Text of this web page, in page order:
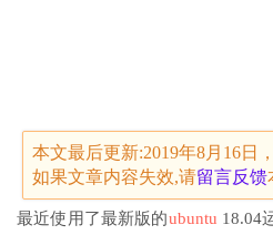
本文最后更新:2019年8月16日
如果文章内容失效,请留言反馈
最近使用了最新版的ubuntu 18.04